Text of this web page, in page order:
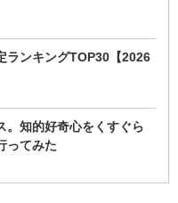
ランキングTOP30【2026
。知的好奇心をくすぐら
ってみた